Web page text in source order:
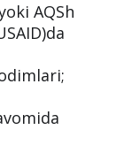
AQSh